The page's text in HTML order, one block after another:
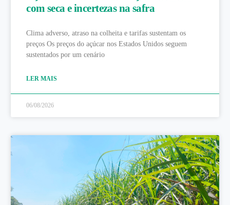
com seca e incertezas na safra
Clima adverso, atraso na colheita e tarifas sustentam os
preços Os preços do açúcar nos Estados Unidos seguem
sustentados por um cenário
LER MAIS
06/08/2026